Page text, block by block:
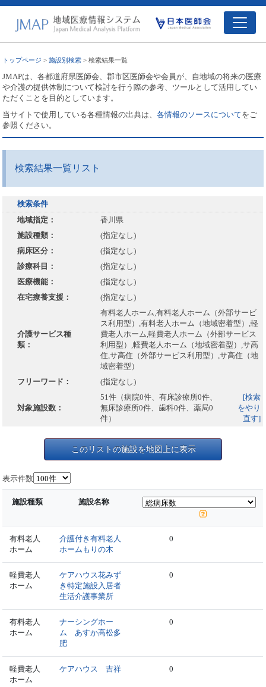
トップページ >施設別検索 > 検索結果一覧
JMAPは、各都道府県医師会、郡市区医師会や会員が、自地域の将来の医療
や介護の提供体制について検討を行う際の参考、ツールとして活用してい
ただくことを目的としています。
当サイトで使用している各種情報の出典は、各情報のソースについてをご
参照ください。
検索結果一覧リスト
検索条件
地域指定：
香川県
施設種類：
(指定なし)
病床区分：
(指定なし)
診療科目：
(指定なし)
医療機能：
(指定なし)
在宅療養支援：
(指定なし)
介護サービス種
類：
有料老人ホーム,有料老人ホーム（外部サービ
ス利用型）,有料老人ホーム（地域密着型）,軽
費老人ホーム,軽費老人ホーム（外部サービス
利用型）,軽費老人ホーム（地域密着型）,サ高
住,サ高住（外部サービス利用型）,サ高住（地
域密着型）
フリーワード：
(指定なし)
対象施設数：
51件（病院0件、有床診療所0件、
無床診療所0件、歯科0件、薬局0
件）
[検索
をやり
直す]
このリストの施設を地図上に表示
表示件数
施設種類 施設名称
有料老人
ホーム
介護付き有料老人
ホームもりの木
0
軽費老人
ホーム
ケアハウス花みず
き特定施設入居者
生活介護事業所
0
有料老人
ホーム
ナーシングホー
ム あすか高松多
肥
0
軽費老人
ホーム
ケアハウス 吉祥 0